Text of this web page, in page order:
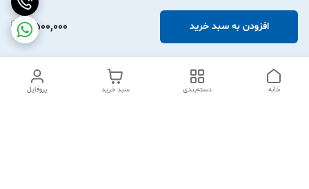
2,500,000 افزودن به سبد خرید
پروفایل سبد خرید دسته‌بندی خانه